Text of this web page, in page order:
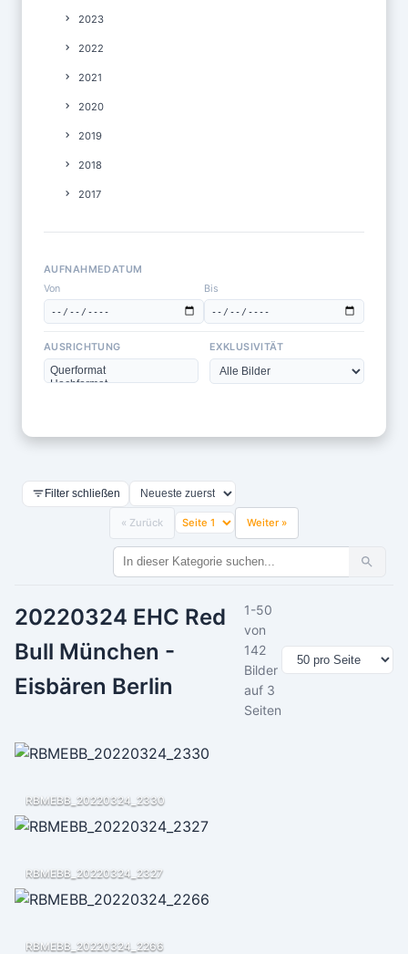
2023
2022
2021
2020
2019
2018
2017
AUFNAHMEDATUM
Von
Bis
AUSRICHTUNG EXKLUSIVITÄT
Filter schließen
« Zurück Weiter »
20220324 EHC Red
Bull München -
Eisbären Berlin
1-50
von
142
Bilder
auf 3
Seiten
RBMEBB_20220324_2330
RBMEBB_20220324_2327
RBMEBB_20220324_2266